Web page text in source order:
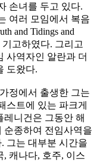
손녀를 두고 있다.
여러 모임에서 복음
and Tidings and
기고하였다. 그리고
사역자인 알란과 더
도왔다.
정에서 출생한 그는
스트에 있는 파크게
레니건은 그동안 해
순종하여 전임사역을
그는 대부분 시간을
캐나다, 호주, 이스